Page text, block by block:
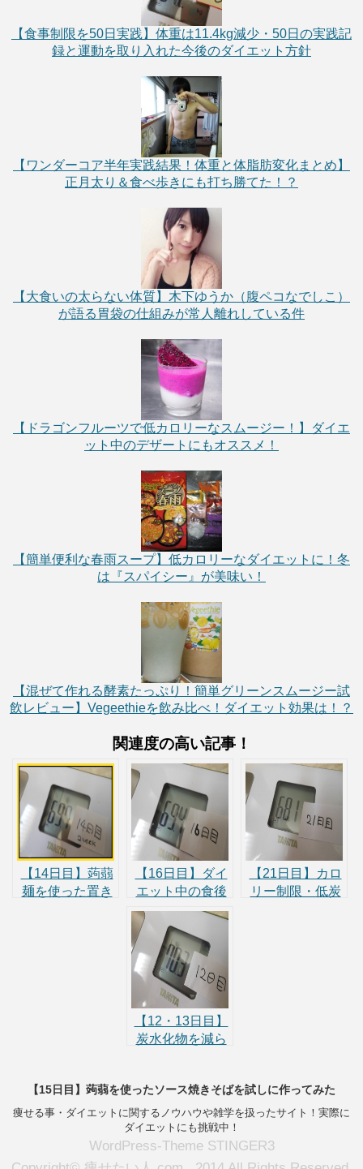
【食事制限を50日実践】体重は11.4kg減少・50日の実践記
録と運動を取り入れた今後のダイエット方針
【ワンダーコア半年実践結果！体重と体脂肪変化まとめ】
正月太り＆食べ歩きにも打ち勝てた！？
【大食いの太らない体質】木下ゆうか（腹ペコなでしこ）
が語る胃袋の仕組みが常人離れしている件
【ドラゴンフルーツで低カロリーなスムージー！】ダイエ
ット中のデザートにもオススメ！
【簡単便利な春雨スープ】低カロリーなダイエットに！冬
は『スパイシー』が美味い！
【混ぜて作れる酵素たっぷり！簡単グリーンスムージー試
飲レビュー】Vegeethieを飲み比べ！ダイエット効果は！？
関連度の高い記事！
【14日目】蒟蒻
麺を使った置き
【16日目】ダイ
エット中の食後
に低カロリーデ
ザート（ヨナナ
スアイス）を取
り入れてみた！
【21日目】カロ
リー制限・低炭
【12・13日目】
炭水化物を減ら
た！体脂肪を減
らすための食
事！
【15日目】蒟蒻を使ったソース焼きそばを試しに作ってみた
痩せる事・ダイエットに関するノウハウや雑学を扱ったサイト！実際に
ダイエットにも挑戦中！
WordPress-Theme STINGER3